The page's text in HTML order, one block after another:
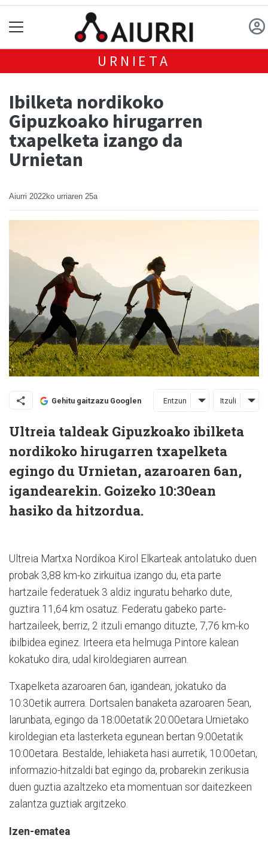
URNIETA
Ibilketa nordikoko
Gipuzkoako hirugarren
txapelketa izango da
Urnietan
Aiurri 2022ko urriaren 25a
Gehitu gaitzazu Googlen Entzun Itzuli
Ultreia taldeak Gipuzkoako ibilketa
nordikoko hirugarren txapelketa
egingo du Urnietan, azaroaren 6an,
igandearekin. Goizeko 10:30ean
hasiko da hitzordua.
Ultreia Martxa Nordikoa Kirol Elkarteak antolatuko duen
probak 3,88 km-ko zirkuitua izango du, eta parte
hartzaile federatuek 3 aldiz inguratu beharko dute,
guztira 11,64 km osatuz. Federatu gabeko parte-
hartzaileek, berriz, 2 itzuli emango dituzte, 7,76 km-ko
ibilbidea eginez. Irteera eta helmuga Pintore kalean
kokatuko dira, udal kiroldegiaren aurrean.
Txapelketa azaroaren 6an, igandean, jokatuko da
10:30etik aurrera. Dortsalen banaketa azaroaren 5ean,
larunbata, egingo da 18:00etatik 20:00etara Urnietako
kiroldegian eta lasterketa egunean bertan 9:00etatik
10:00etara. Bestalde, lehiaketa hasi aurretik, 10:00etan,
informazio-hitzaldi bat egingo da, probarekin zerikusia
duen guztia azaltzeko eta momentuan sor daitezkeen
zalantza guztiak argitzeko.
Izen-ematea